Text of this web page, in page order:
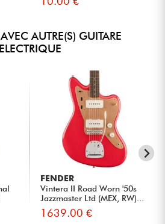
AUTRE(S) GUITARE
ELECTRIQUE
FENDER
Vintera II Road Worn '50s
Jazzmaster Ltd (MEX, RW)...
1639.00 €